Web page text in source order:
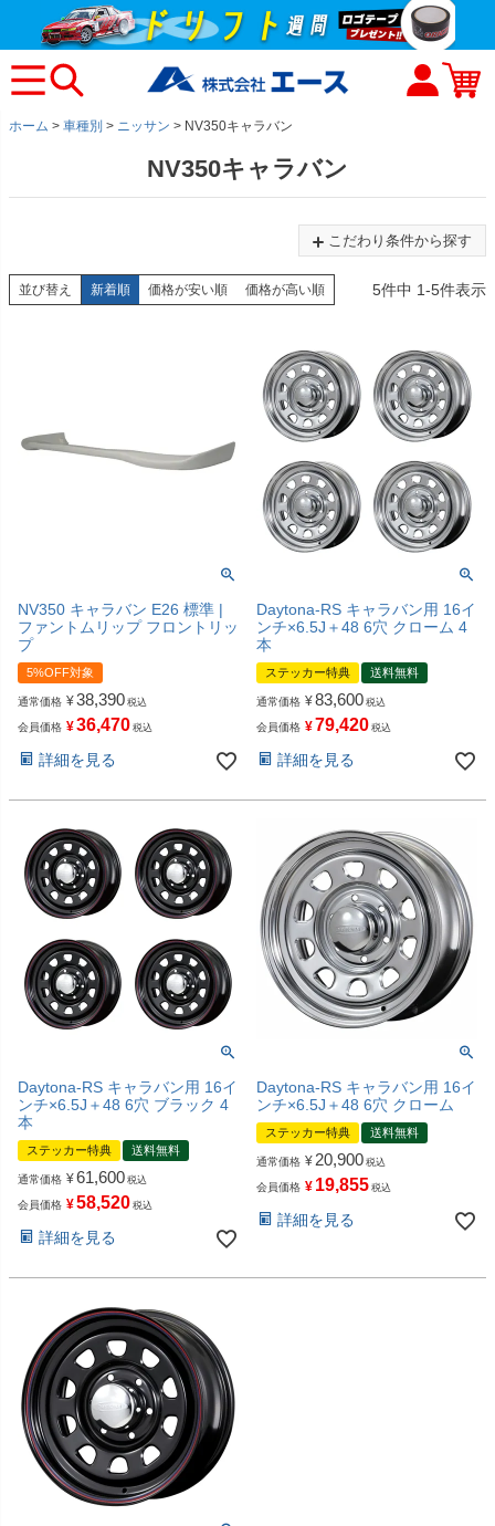
ホーム 車種別 ニッサン NV350キャラバン
NV350キャラバン
こだわり条件から探す
並び替え 新着順 価格が安い順 価格が高い順 5件中 1-5件表示
NV350 キャラバン E26 標準 |
ファントムリップ フロントリッ
プ
5%OFF対象
通常価格 ¥38,390 税込
会員価格 ¥36,470 税込
詳細を見る
Daytona-RS キャラバン用 16イ
ンチ×6.5J＋48 6穴 クローム 4
本
ステッカー特典 送料無料
通常価格 ¥83,600 税込
会員価格 ¥79,420 税込
詳細を見る
Daytona-RS キャラバン用 16イ
ンチ×6.5J＋48 6穴 ブラック 4
本
ステッカー特典 送料無料
通常価格 ¥61,600 税込
会員価格 ¥58,520 税込
詳細を見る
Daytona-RS キャラバン用 16イ
ンチ×6.5J＋48 6穴 クローム
ステッカー特典 送料無料
通常価格 ¥ 20,900 税込
会員価格 ¥ 19,855 税込
詳細を見る